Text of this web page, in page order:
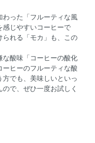
った「フルーティな風
じやすいコーヒーで
れる「モカ」も、この
酸味「コーヒーの酸化
ヒーのフルーティな酸
でも、美味しいといっ
で、ぜひ一度お試しく